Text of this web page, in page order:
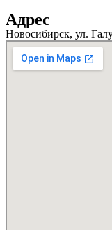
Адрес
Новосибирск, ул.